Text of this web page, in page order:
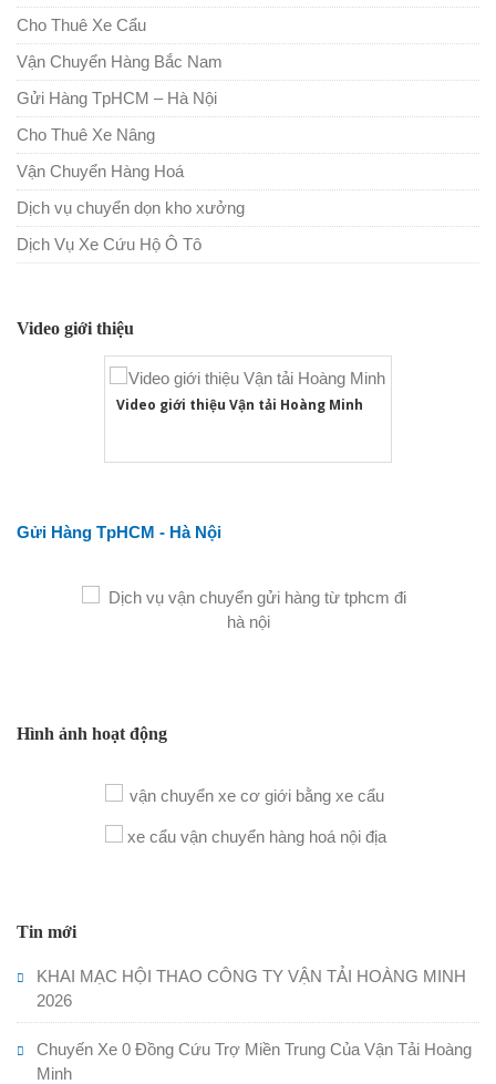
Cho Thuê Xe Cẩu
Vận Chuyển Hàng Bắc Nam
Gửi Hàng TpHCM – Hà Nội
Cho Thuê Xe Nâng
Vận Chuyển Hàng Hoá
Dịch vụ chuyển dọn kho xưởng
Dịch Vụ Xe Cứu Hộ Ô Tô
Video giới thiệu
Video giới thiệu Vận tải Hoàng Minh
Gửi Hàng TpHCM - Hà Nội
Hình ảnh hoạt động
Tin mới
KHAI MẠC HỘI THAO CÔNG TY VẬN TẢI HOÀNG MINH
2026
Chuyến Xe 0 Đồng Cứu Trợ Miền Trung Của Vận Tải Hoàng
Minh